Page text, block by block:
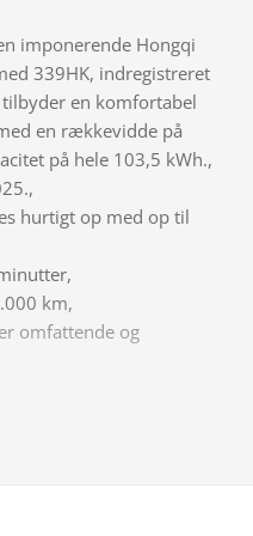
imponerende Hongqi
339HK, indregistreret
en komfortabel
en rækkevidde på
på hele 103,5 kWh.,
hurtigt op med op til
km,
omfattende og